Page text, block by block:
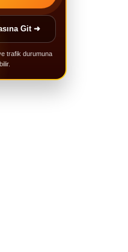
Git ➜
trafik durumuna